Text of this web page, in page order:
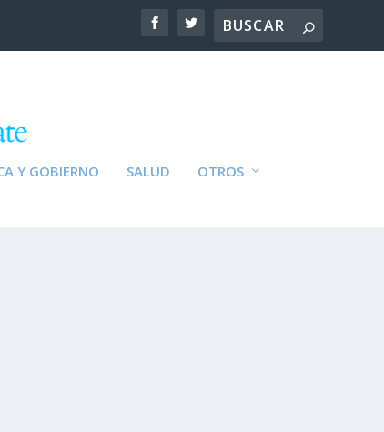
Y GOBIERNO SALUD OTROS